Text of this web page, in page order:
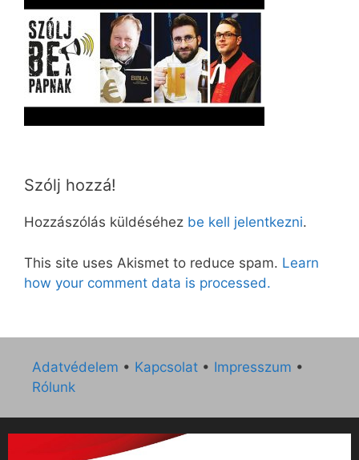
Szólj hozzá!
Hozzászólás küldéséhez be kell jelentkezni.
This site uses Akismet to reduce spam. Learn
how your comment data is processed.
Adatvédelem • Kapcsolat • Impresszum •
Rólunk